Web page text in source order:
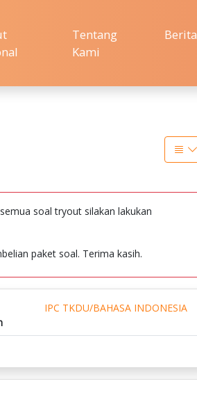
Tentang
Kami
Berita
soal tryout silakan lakukan
paket soal. Terima kasih.
IPC TKDU/BAHASA INDONESIA